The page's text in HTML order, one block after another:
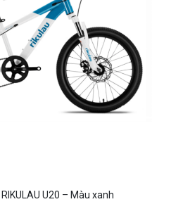
U20 – Màu xanh